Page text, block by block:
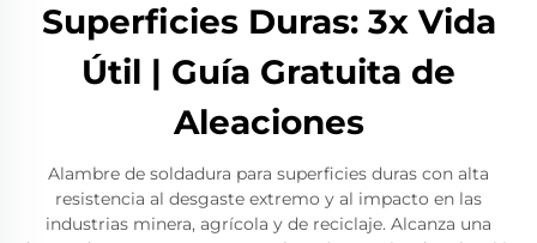
Superficies Duras: 3x Vida
Útil | Guía Gratuita de
Aleaciones
Alambre de soldadura para superficies duras con alta
resistencia al desgaste extremo y al impacto en las
industrias minera, agrícola y de reciclaje. Alcanza una